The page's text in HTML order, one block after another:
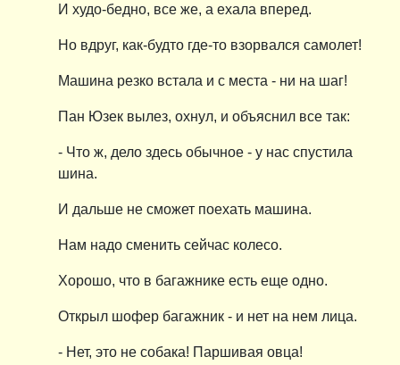
И худо-бедно, все же, а ехала вперед.
Но вдруг, как-будто где-то взорвался самолет!
Машина резко встала и с места - ни на шаг!
Пан Юзек вылез, охнул, и объяснил все так:
- Что ж, дело здесь обычное - у нас спустила
шина.
И дальше не сможет поехать машина.
Нам надо сменить сейчас колесо.
Хорошо, что в багажнике есть еще одно.
Открыл шофер багажник - и нет на нем лица.
- Нет, это не собака! Паршивая овца!